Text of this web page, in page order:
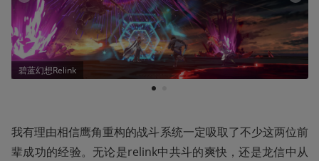
碧蓝幻想Relink
1
我有理由相信鹰角重构的战斗系统一定吸取了不少这两位前
辈成功的经验。无论是relink中共斗的爽快，还是龙信中从